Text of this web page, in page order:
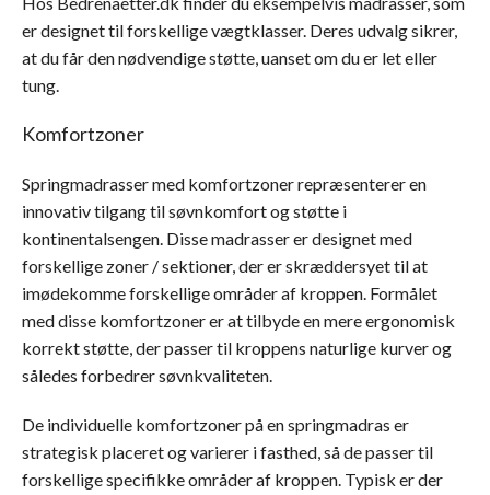
er designet til forskellige vægtklasser. Deres udvalg sikrer,
at du får den nødvendige støtte, uanset om du er let eller
tung.
Komfortzoner
Springmadrasser med komfortzoner repræsenterer en
innovativ tilgang til søvnkomfort og støtte i
kontinentalsengen. Disse madrasser er designet med
forskellige zoner / sektioner, der er skræddersyet til at
imødekomme forskellige områder af kroppen. Formålet
med disse komfortzoner er at tilbyde en mere ergonomisk
korrekt støtte, der passer til kroppens naturlige kurver og
således forbedrer søvnkvaliteten.
De individuelle komfortzoner på en springmadras er
strategisk placeret og varierer i fasthed, så de passer til
forskellige specifikke områder af kroppen. Typisk er der